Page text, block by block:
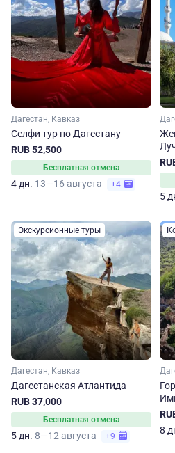
Дагестан, Кавказ
Селфи тур по Дагестану
RUB 52,500
Бесплатная отмена
4 дн. 13—16 августа +4
5
Экскурсионные туры
Дагестан, Кавказ
Дагестанская Атлантида
RUB 37,000
Бесплатная отмена
5 дн. 8—12 августа +9
8